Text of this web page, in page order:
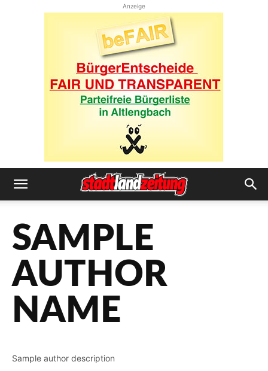
Anzeige
SAMPLE
AUTHOR
NAME
Sample author description